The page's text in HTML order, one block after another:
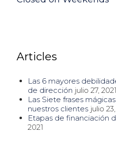
Articles
Las 6 mayores
de dirección julio 27, 2021
Las Siete frases
nuestros clientes julio
Etapas de financiación
2021